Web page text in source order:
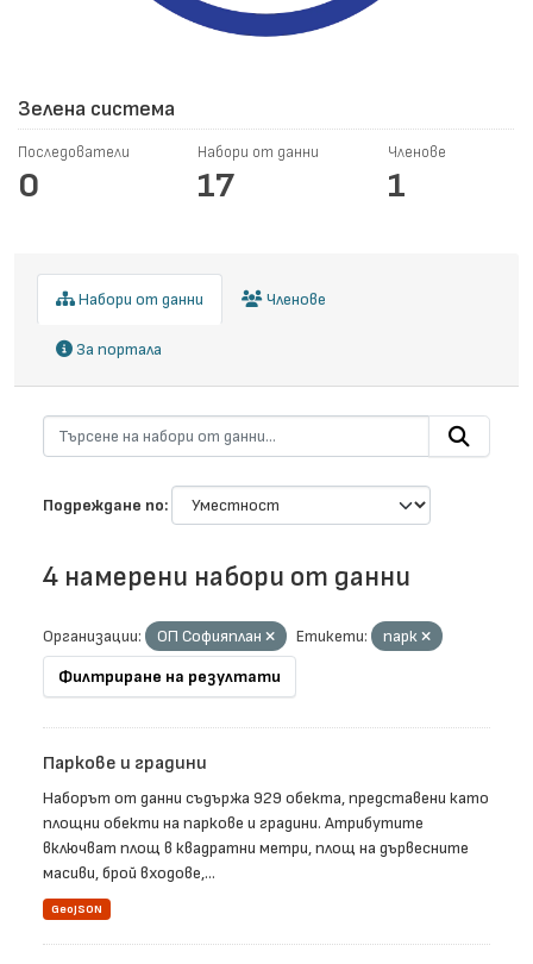
Зелена система
Последователи
0
Набори от данни
17
Членове
1
Набори от данни Членове
За портала
Подреждане по
4 намерени набори от данни
Организации: ОП Софияплан Етикети:
парк
Филтриране на резултати
Паркове и градини
Наборът от данни съдържа 929 обекта, представени като
площни обекти на паркове и градини. Атрибутите
включват площ в квадратни метри, площ на дървесните
масиви, брой входове,...
GeoJSON